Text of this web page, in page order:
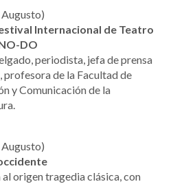
Internacional de Teatro
DO
periodista, jefa de prensa
profesora de la Facultad de
y Comunicación de la
origen tragedia clásica, con